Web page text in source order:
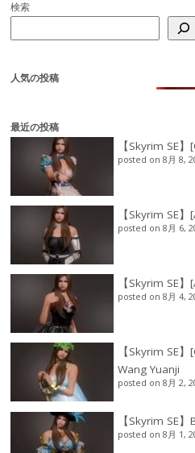
検索
人気の投稿
最近の投稿
【Skyrim SE
posted on 8月 8,
【Skyrim SE
posted on 8月 6,
【Skyrim SE
posted on 8月 4,
【Skyrim SE
Wang Yuanji
posted on 8月 2,
【Skyrim SE
posted on 8月 1,